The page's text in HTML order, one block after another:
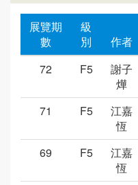
展覽期
數
級
別
作者
72
F5
謝子
燁
71 F5
江嘉
恆
69 F5
江嘉
恆